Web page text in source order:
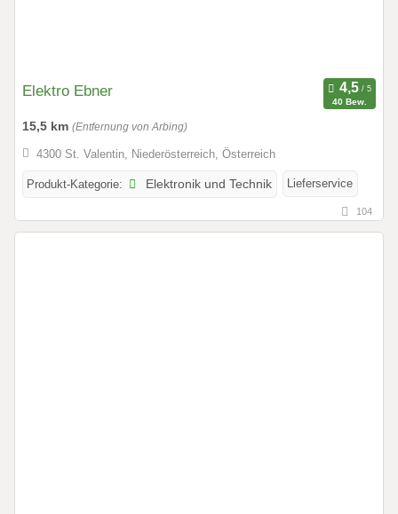
Elektro Ebner
40 Bew.
15,5 km (Entfernung von Arbing)
4300 St. Valentin, Niederösterreich, Österreich
Produkt-Kategorie: Elektronik und Technik Lieferservice
104